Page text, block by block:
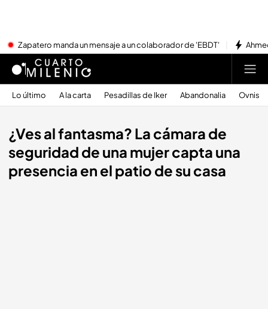
Zapatero manda un mensaje a un colaborador de 'EBDT'
Lo último A la carta Pesadillas de Iker Abandonalia Ovnis
¿Ves al fantasma? La cámara de
seguridad de una mujer capta una
presencia en el patio de su casa